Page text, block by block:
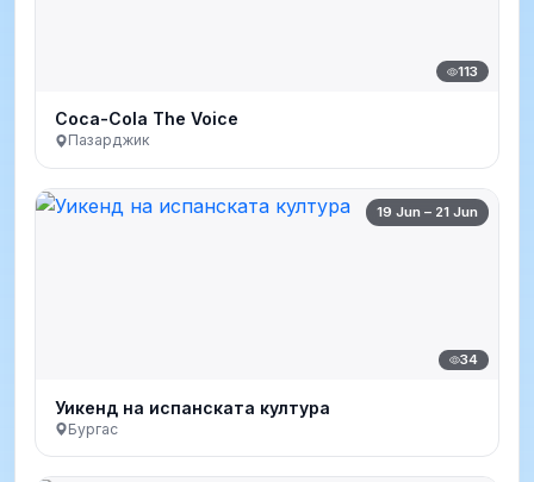
113
Coca-Cola The Voice
Пазарджик
19 Jun – 21 Jun
34
Уикенд на испанската култура
Бургас